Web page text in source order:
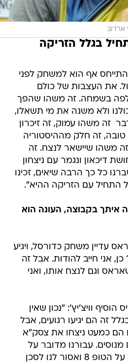
ארדוב
בגלל הזריקה
התייחס אף הוא למשחק לפני
את העצבות של כולם
בשמחה. זה משהו שהפך
ולא משנה את מי תשאלו,
 זה משהו עמוק, זה זיכרון
זה חלק מההיסטוריה
משהו שיישאר לנצח. זה
דיכאון ונגמר עם ניצחון
שברנו כל כך הרבה שיאים, זכינו
התחיל עם הזריקה ההיא".
איתך בקבוצה, העונה הוא
עדיין משחק כדורסל, ויגיע
אני חייב להודות. אבל זה
וגם לנצח אותו, ואני
וויצ'יץ': "נכון שאין
זה הם יגיעו רגועים, אבל
כמעט ניצחו את צסק"א
עבורנו מדובר על
משחק בית, זה משחק על הטופ 8 ואסור לנו לסכן